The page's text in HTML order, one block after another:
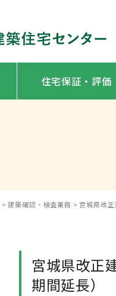
住宅保証・評価
>建築確認・検査業務 > 宮城県改
宮城県改正
期間延長）